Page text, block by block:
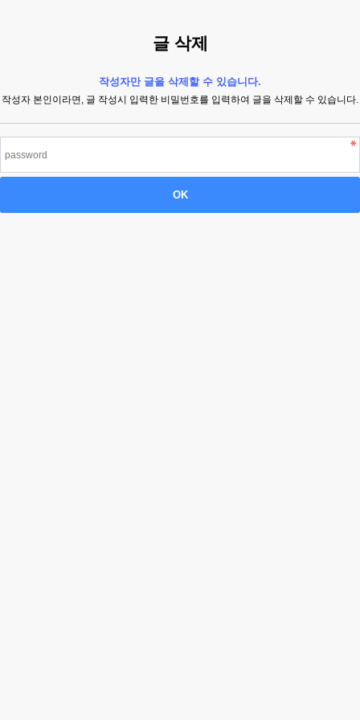
글 삭제
작성자만 글을 삭제할 수 있습니다.
작성자 본인이라면, 글 작성시 입력한 비밀번호를 입력하여 글을 삭제할 수 있습니다.